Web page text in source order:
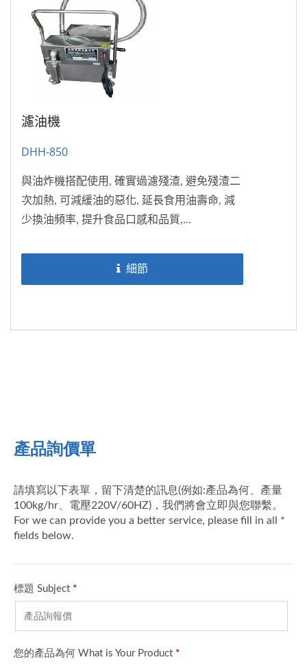
濾油機
DHH-850
與油炸機搭配使用, 確實過濾殘渣, 避免殘渣二
次加熱, 可減緩油的惡化, 延長食用油壽命, 減
少換油頻率, 提升食品口感和品質,...
細節